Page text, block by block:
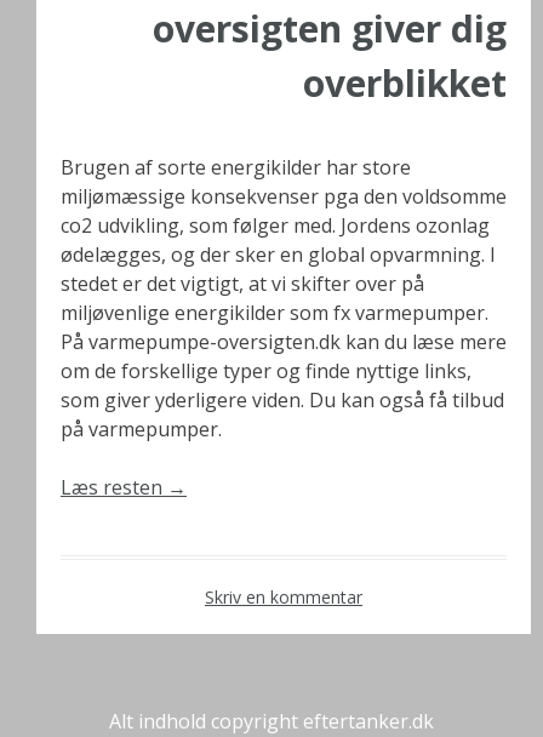
oversigten giver dig
overblikket
Brugen af sorte energikilder har store
miljømæssige konsekvenser pga den voldsomme
co2 udvikling, som følger med. Jordens ozonlag
ødelægges, og der sker en global opvarmning. I
stedet er det vigtigt, at vi skifter over på
miljøvenlige energikilder som fx varmepumper.
På varmepumpe-oversigten.dk kan du læse mere
om de forskellige typer og finde nyttige links,
som giver yderligere viden. Du kan også få tilbud
på varmepumper.
Læs resten →
Skriv en kommentar
Alt indhold copyright eftertanker.dk